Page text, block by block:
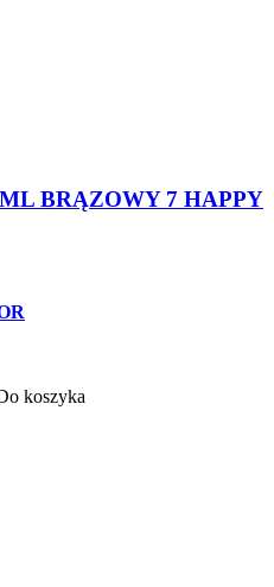
BRĄZOWY 7 HAPPY
koszyka